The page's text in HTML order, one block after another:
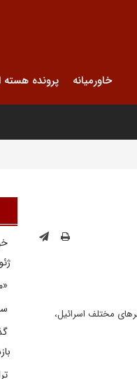
خاورمیانه پرونده هسته
مختلف اسرائیل،